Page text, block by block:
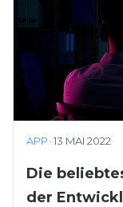
APP ·13 MAI 2022
Die
der